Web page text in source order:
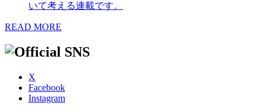
いて考える連載です。
READ MORE
X
Facebook
Instagram